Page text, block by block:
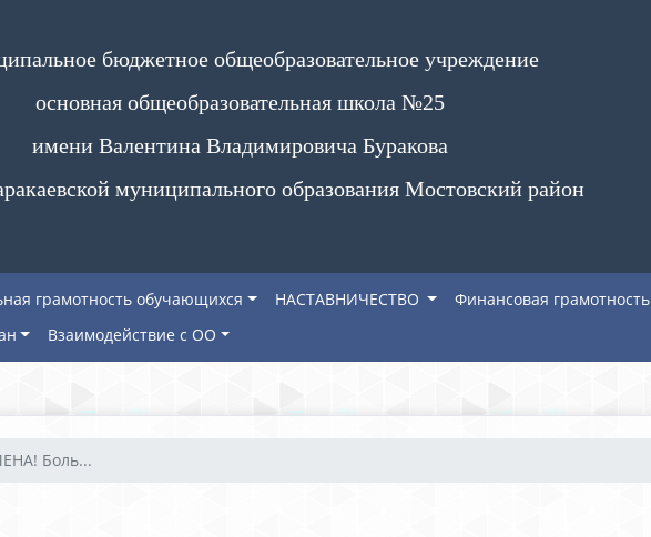
бюджетное общеобразовательное учреждение
основная общеобразовательная школа №25
имени Валентина Владимировича Буракова
муниципального образования Мостовский район
грамотность обучающихся НАСТАВНИЧЕСТВО Финансовая грамотность
Взаимодействие с ОО
Боль...